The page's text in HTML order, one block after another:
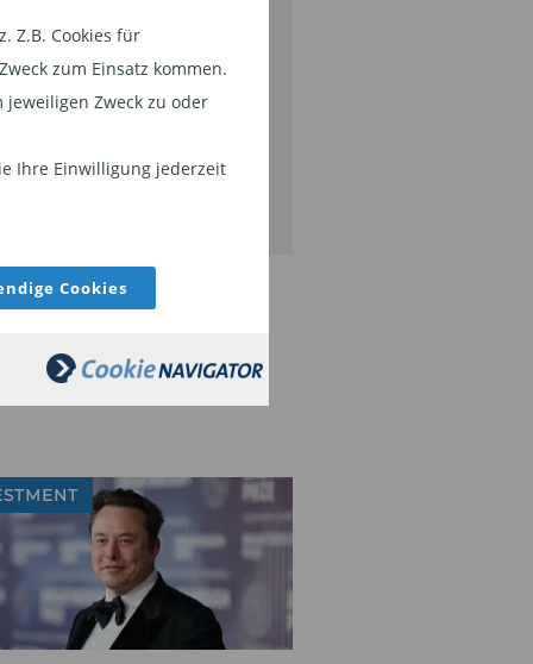
Z.B. Cookies für
zum Einsatz kommen.
Zweck zu oder
Ihre Einwilligung jederzeit
Cookies
Storys aus der Branche,
34f, u.v.m. Bleiben Sie mit
Newsletter auf dem